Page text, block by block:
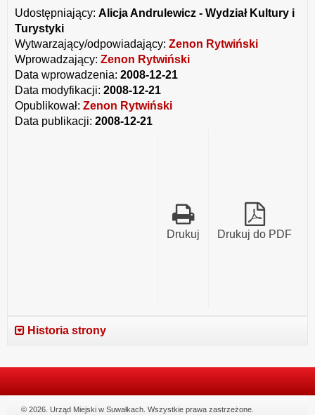
Udostępniający: Alicja Andrulewicz - Wydział Kultury i
Turystyki
Wytwarzający/odpowiadający: Zenon Rytwiński
Wprowadzający: Zenon Rytwiński
Data wprowadzenia: 2008-12-21
Data modyfikacji: 2008-12-21
Opublikował: Zenon Rytwiński
Data publikacji: 2008-12-21
Drukuj do PDF
Drukuj
Historia strony
© 2026. Urząd Miejski w Suwałkach. Wszystkie prawa zastrzeżone.